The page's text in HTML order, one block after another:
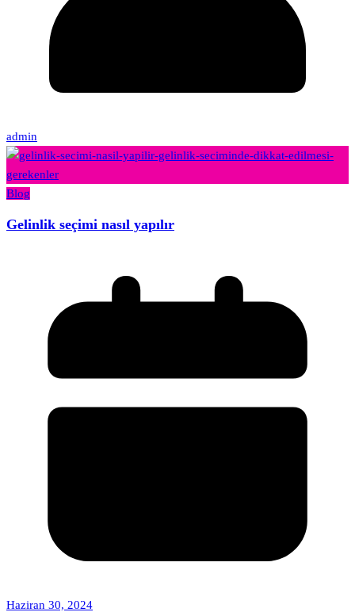
admin
Blog
Gelinlik seçimi nasıl yapılır
Haziran 30, 2024